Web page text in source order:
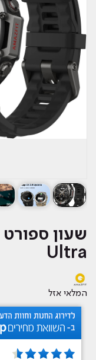
Ultra
המלאי אזל